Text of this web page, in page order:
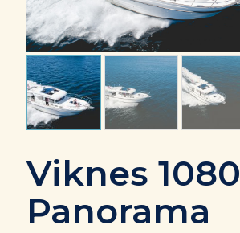
Viknes 1080
Panorama